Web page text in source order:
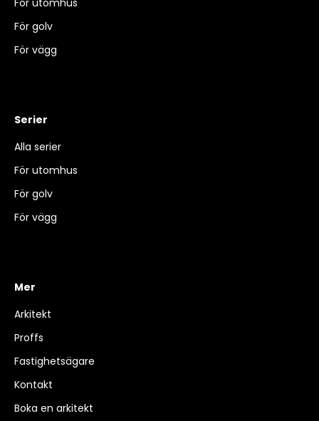
För golv
För vägg
Serier
Alla serier
För utomhus
För golv
För vägg
Mer
Arkitekt
Proffs
Fastighetsägare
Kontakt
Boka en arkitekt